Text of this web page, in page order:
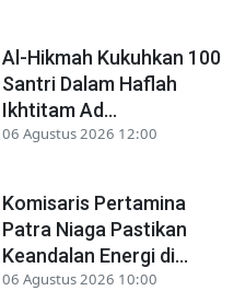
Al-Hikmah Kukuhkan 100
Santri Dalam Haflah
Ikhtitam Ad...
06 Agustus 2026 12:00
Komisaris Pertamina
Patra Niaga Pastikan
Keandalan Energi di...
06 Agustus 2026 10:00